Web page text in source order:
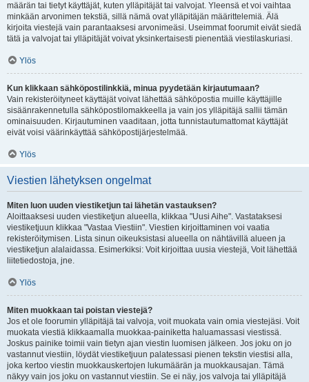
määrän tai tietyt käyttäjät, kuten ylläpitäjät tai valvojat. Yleensä et voi vaihtaa
minkään arvonimen tekstiä, sillä nämä ovat ylläpitäjän määrittelemiä. Älä
kirjoita viestejä vain parantaaksesi arvonimeäsi. Useimmat foorumit eivät siedä
tätä ja valvojat tai ylläpitäjät voivat yksinkertaisesti pienentää viestilaskuriasi.
Ylös
Kun klikkaan sähköpostilinkkiä, minua pyydetään kirjautumaan?
Vain rekisteröityneet käyttäjät voivat lähettää sähköpostia muille käyttäjille
sisäänrakennetulla sähköpostilomakkeella ja vain jos ylläpitäjä sallii tämän
ominaisuuden. Kirjautuminen vaaditaan, jotta tunnistautumattomat käyttäjät
eivät voisi väärinkäyttää sähköpostijärjestelmää.
Ylös
Viestien lähetyksen ongelmat
Miten luon uuden viestiketjun tai lähetän vastauksen?
Aloittaaksesi uuden viestiketjun alueella, klikkaa "Uusi Aihe". Vastataksesi
viestiketjuun klikkaa "Vastaa Viestiin". Viestien kirjoittaminen voi vaatia
rekisteröitymisen. Lista sinun oikeuksistasi alueella on nähtävillä alueen ja
viestiketjun alalaidassa. Esimerkiksi: Voit kirjoittaa uusia viestejä, Voit lähettää
liitetiedostoja, jne.
Ylös
Miten muokkaan tai poistan viestejä?
Jos et ole foorumin ylläpitäjä tai valvoja, voit muokata vain omia viestejäsi. Voit
muokata viestiä klikkaamalla muokkaa-painiketta haluamassasi viestissä.
Joskus painike toimii vain tietyn ajan viestin luomisen jälkeen. Jos joku on jo
vastannut viestiin, löydät viestiketjuun palatessasi pienen tekstin viestisi alla,
joka kertoo viestin muokkauskertojen lukumäärän ja muokkausajan. Tämä
näkyy vain jos joku on vastannut viestiin. Se ei näy, jos valvoja tai ylläpitäjä